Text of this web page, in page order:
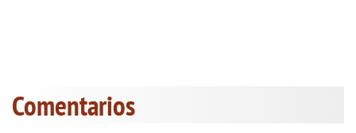
Comentarios